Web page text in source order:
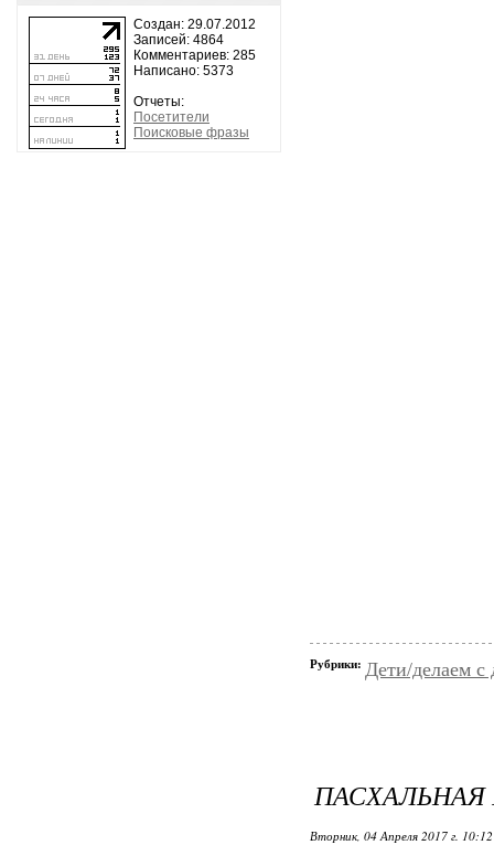
Создан: 29.07.2012
Записей: 4864
Комментариев: 285
Написано: 5373
Отчеты:
Посетители
Поисковые фразы
Рубрики: Дети/делаем с
ПАСХАЛЬНАЯ
Вторник, 04 Апреля 2017 г.